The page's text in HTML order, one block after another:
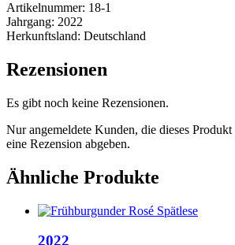
Artikelnummer: 18-1
Jahrgang: 2022
Herkunftsland: Deutschland
Rezensionen
Es gibt noch keine Rezensionen.
Nur angemeldete Kunden, die dieses
eine Rezension abgeben.
Ähnliche Produkte
2022